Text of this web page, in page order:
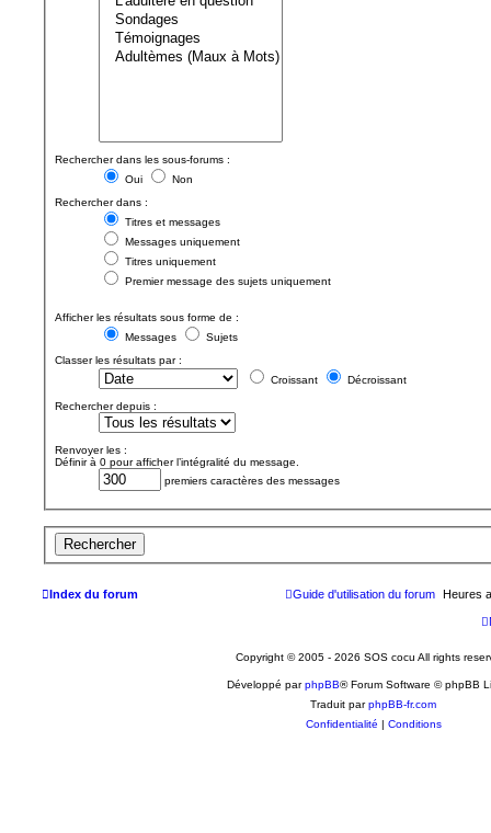
Rechercher dans les sous-forums :
Oui
Non
Rechercher dans :
Titres et messages
Messages uniquement
Titres uniquement
Premier message des sujets uniquement
Afficher les résultats sous forme de :
Messages
Sujets
Classer les résultats par :
Croissant
Décroissant
Rechercher depuis :
Renvoyer les :
Définir à 0 pour afficher l’intégralité du message.
premiers caractères des messages
Index du forum Heures
Guide d'utilisation du forum
Copyright © 2005 - 2026 SOS cocu All rights
Développé parphpBB® Forum Software © phpBB
Traduit parphpBB-fr.com
Confidentialité | Conditions